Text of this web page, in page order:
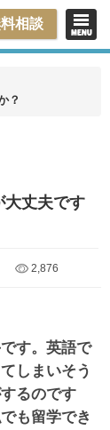
相談
？
大丈夫です
2,876
す。英語で
しまいそう
るのです
も留学でき